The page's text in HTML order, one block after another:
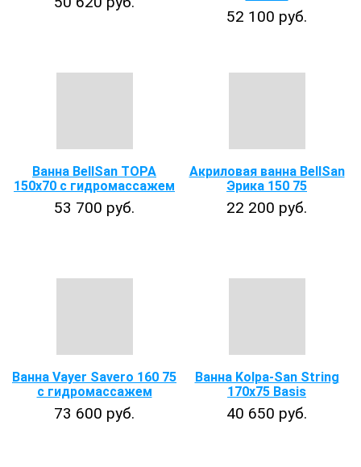
52 100 руб.
Ванна BellSan ТОРА
150х70 с гидромассажем
53 700 руб.
Акриловая ванна BellSan
Эрика 150 75
22 200 руб.
Ванна Vayer Savero 160 75
с гидромассажем
73 600 руб.
Ванна Kolpa-San String
170х75 Basis
40 650 руб.